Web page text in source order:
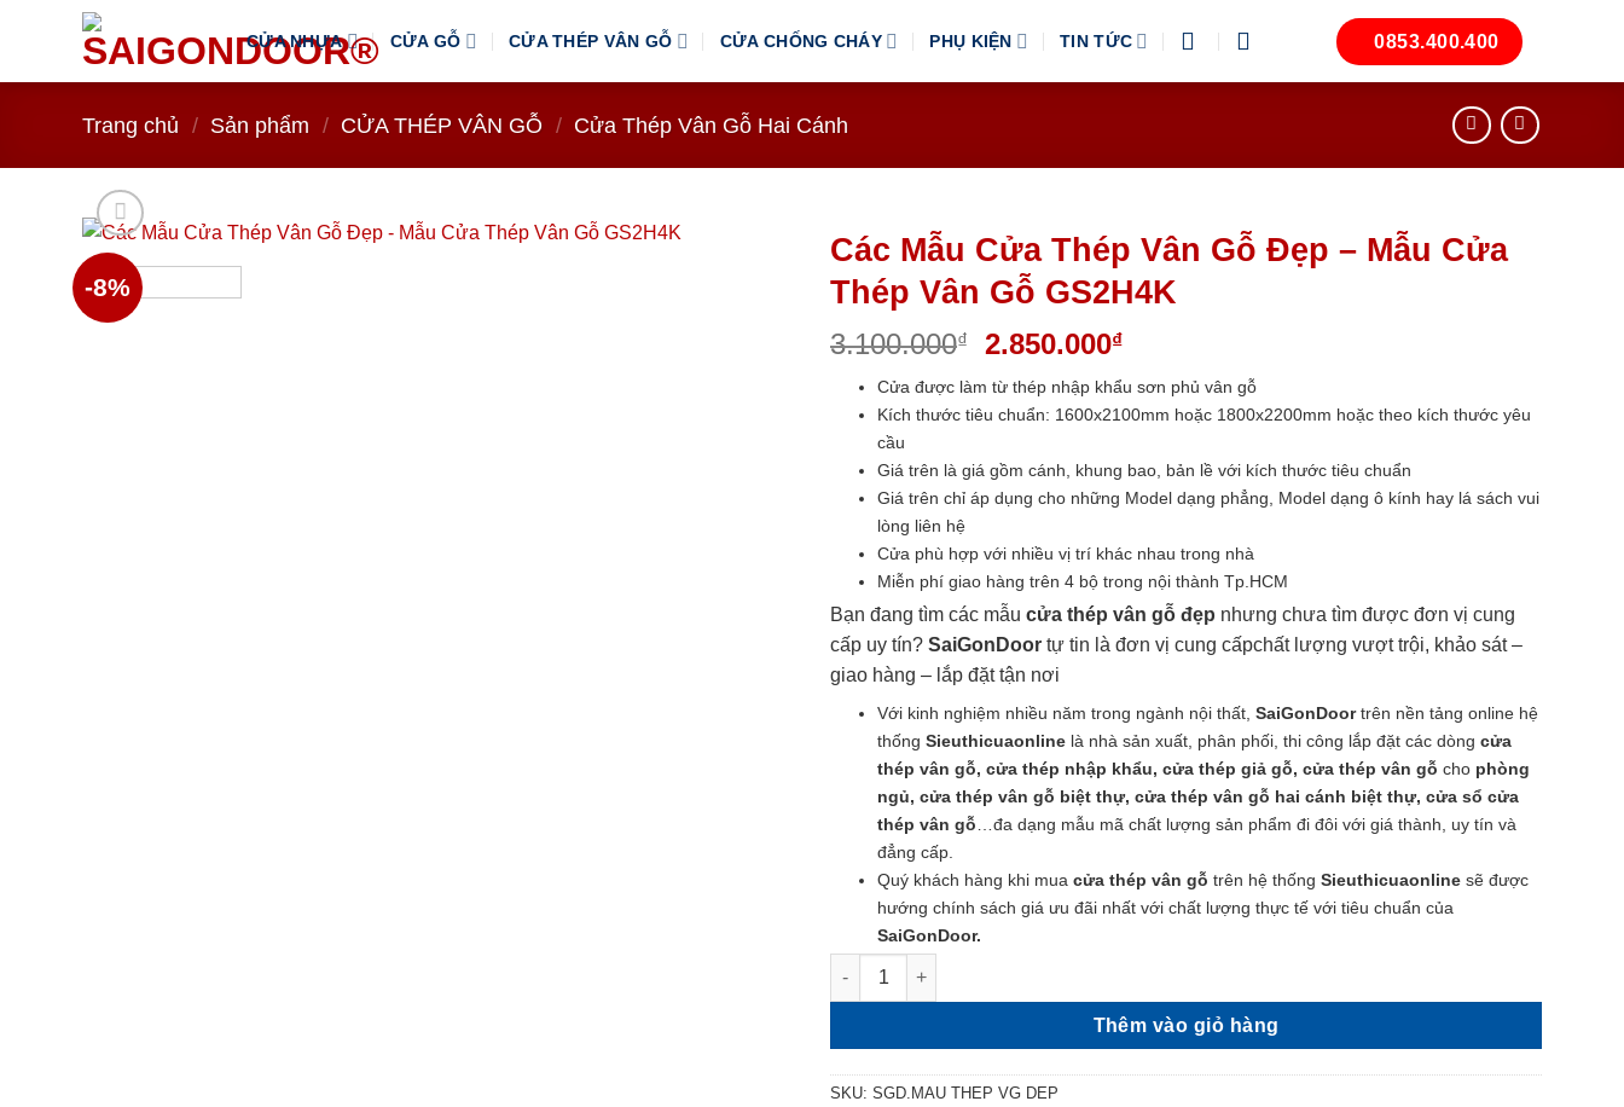
CỬA NHỰA CỬA GỖ CỬA THÉP VÂN GỖ CỬA CHỐNG CHÁY PHỤ KIỆN TIN TỨC 0853.400.400
Trang chủ / Sản phẩm / CỬA THÉP VÂN GỖ / Cửa Thép Vân Gỗ Hai Cánh
-8%
Các Mẫu Cửa Thép Vân Gỗ Đẹp – Mẫu Cửa
Thép Vân Gỗ GS2H4K
3.100.000₫
Giá
là:
3.100.000₫.
2.850.000₫Giá
tại
là:
2.850.000₫.
Cửa được làm từ thép nhập khẩu sơn phủ vân gỗ
Kích thước tiêu chuẩn: 1600x2100mm hoặc 1800x2200mm hoặc theo kích thước yêu
cầu
Giá trên là giá gồm cánh, khung bao, bản lề với kích thước tiêu chuẩn
Giá trên chỉ áp dụng cho những Model dạng phẳng, Model dạng ô kính hay lá sách vui
lòng liên hệ
Cửa phù hợp với nhiều vị trí khác nhau trong nhà
Miễn phí giao hàng trên 4 bộ trong nội thành Tp.HCM
Bạn đang tìm các mẫu cửa thép vân gỗ đẹp nhưng chưa tìm được đơn vị cung
cấp uy tín? SaiGonDoor tự tin là đơn vị cung cấpchất lượng vượt trội, khảo sát –
giao hàng – lắp đặt tận nơi
Với kinh nghiệm nhiều năm trong ngành nội thất, SaiGonDoortrên nền tảng online hệ
thống Sieuthicuaonlinelà nhà sản xuất, phân phối, thi công lắp đặt các dòng cửa
thép vân gỗ, cửa thép nhập khẩu, cửa thép giả gỗ, cửa thép vân gỗ cho phòng
ngủ, cửa thép vân gỗ biệt thự, cửa thép vân gỗ hai cánh biệt thự, cửa sổ cửa
thép vân gỗ …đa dạng mẫu mã chất lượng sản phẩm đi đôi với giá thành, uy tín và
đẳng cấp.
Quý khách hàng khi mua cửa thép vân gỗ trên hệ thống Sieuthicuaonlinesẽ được
hướng chính sách giá ưu đãi nhất với chất lượng thực tế với tiêu chuẩn của
SaiGonDoor.
Các Mẫu Cửa Thép Vân Gỗ Đẹp - Mẫu Cửa Thép Vân Gỗ GS2H4K số lượng
Thêm vào giỏ hàng
SKU: SGD.MAU THEP VG DEP